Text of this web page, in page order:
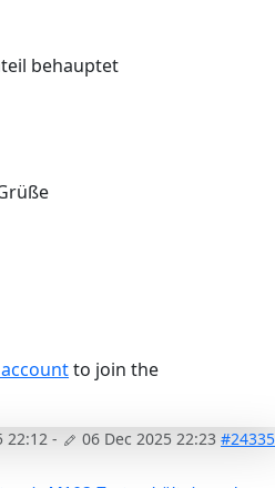
behauptet
to join the
22:12 - 06 Dec 2025 22:23 #24335